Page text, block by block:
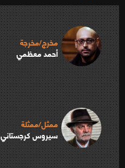
مخرج/مخرجة
أحمد معظمي
ممثل/ممثلة
سيروس كرجستاني